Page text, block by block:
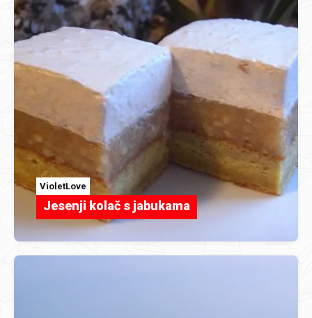
VioletLove
Jesenji kolač s jabukama